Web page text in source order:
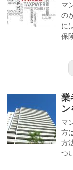
マ
の
に
保
業
ン
マ
方
方
つ